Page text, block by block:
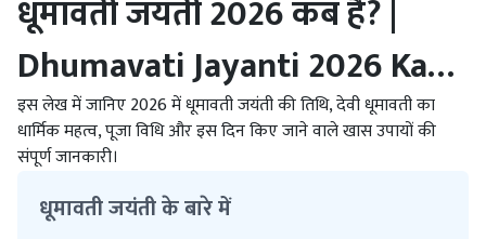
धूमावती जयंती 2026 कब है? |
Dhumavati Jayanti 2026 Kab
Hai
इस लेख में जानिए 2026 में धूमावती जयंती की तिथि, देवी धूमावती का
धार्मिक महत्व, पूजा विधि और इस दिन किए जाने वाले खास उपायों की
संपूर्ण जानकारी।
धूमावती जयंती के बारे में